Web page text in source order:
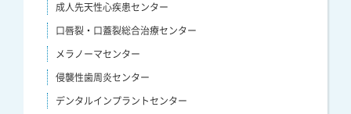
成人先天性心疾患センター
口唇裂・口蓋裂総合治療センター
メラノーマセンター
侵襲性歯周炎センター
デンタルインプラントセンター